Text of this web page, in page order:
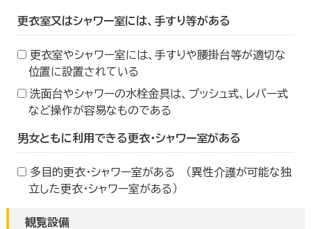
更衣室又はシャワー室には、手すり等がある
更衣室やシャワー室には、手すりや腰掛台等が適切な
位置に設置されている
洗面台やシャワーの水栓金具は、プッシュ式、レバー式
など操作が容易なものである
男女ともに利用できる更衣・シャワー室がある
多目的更衣・シャワー室がある （異性介護が可能な独
立した更衣・シャワー室がある）
観覧設備